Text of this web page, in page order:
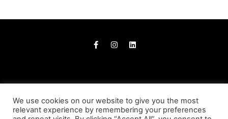
Site réalisé par
©Audrey Demoury
We use cookies on our website to give you the most
relevant experience by remembering your preferences